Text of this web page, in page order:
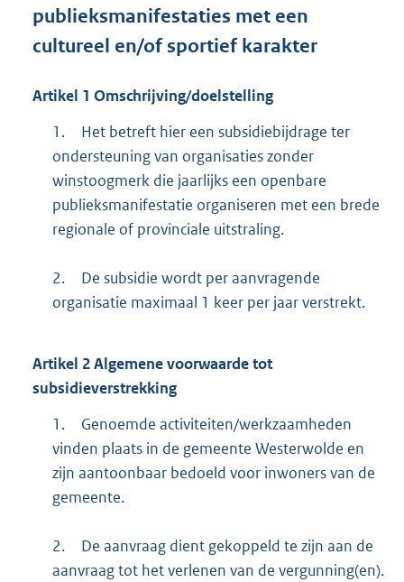
publieksmanifestaties met een
cultureel en/of sportief karakter
Artikel 1 Omschrijving/doelstelling
1.
Het betreft hier een subsidiebijdrage ter
ondersteuning van organisaties zonder
winstoogmerk die jaarlijks een openbare
publieksmanifestatie organiseren met een brede
regionale of provinciale uitstraling.
2.
De subsidie wordt per aanvragende
organisatie maximaal 1 keer per jaar verstrekt.
Artikel 2Algemene voorwaarde tot
subsidieverstrekking
1.
Genoemde activiteiten/werkzaamheden
vinden plaats in de gemeente Westerwolde en
zijn aantoonbaar bedoeld voor inwoners van de
gemeente.
2.
De aanvraag dient gekoppeld te zijn aan de
aanvraag tot het verlenen van de vergunning(en).